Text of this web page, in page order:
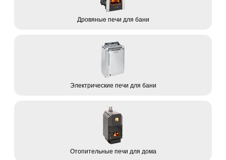
Дровяные печи для бани
Электрические печи для бани
Отопительные печи для дома